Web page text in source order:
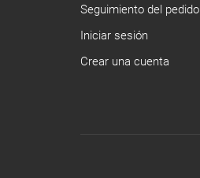
Seguimiento del pedido
Iniciar sesión
Crear una cuenta